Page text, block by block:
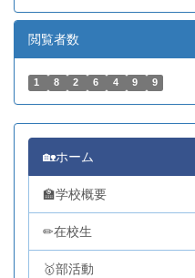
閲覧者数
1 8 2 6 4 9 9
🏡ホーム
🏫学校概要
✏在校生
🥇部活動